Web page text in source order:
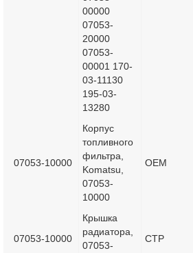
00000
07053-
20000
07053-
00001 170-
03-11130
195-03-
13280
07053-10000
Корпус
топливного
фильтра,
Komatsu,
07053-
10000
OEM
07053-10000
Крышка
радиатора,
07053-
CTP